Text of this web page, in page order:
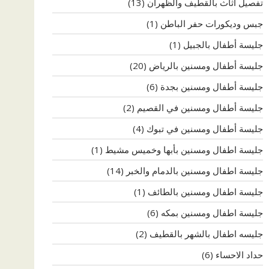
جبس وديكورات حفر الباطن (1)
جليسة أطفال بالجبيل (1)
جليسة أطفال ومسنين بالرياض (20)
جليسة أطفال ومسنين بجدة (6)
جليسة أطفال ومسنين في القصيم (2)
جليسة أطفال ومسنين في تبوك (4)
جليسة اطفال ومسنين بأبها وخميس مشيط (1)
جليسة اطفال ومسنين بالدمام والخبر (14)
جليسة اطفال ومسنين بالطائف (1)
جليسة اطفال ومسنين بمكه (6)
جليسه اطفال بالشهر بالقطيف (2)
حداد الاحساء (6)